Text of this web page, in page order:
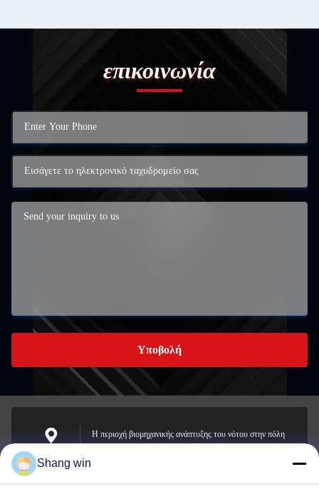
επικοινωνία
Υποβολή
Διεύθυνση
Η περιοχή βιομηχανικής ανάπτυξης του νότου στην πόλη
Shang win